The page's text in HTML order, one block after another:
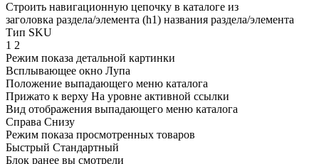
Строить навигационную цепочку в каталоге из
заголовка раздела/элемента (h1) названия раздела/элемента
Тип SKU
1 2
Режим показа детальной картинки
Всплывающее окно Лупа
Положение выпадающего меню каталога
Прижато к верху На уровне активной ссылки
Вид отображения выпадающего меню каталога
Справа Снизу
Режим показа просмотренных товаров
Быстрый Стандартный
Блок ранее вы смотрели